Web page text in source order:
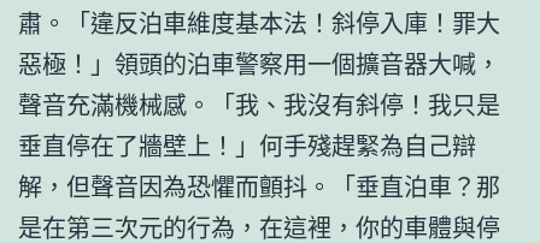
肅。「違反泊車維度基本法！斜停入庫！罪大
惡極！」領頭的泊車警察用一個擴音器大喊，
聲音充滿機械感。「我、我沒有斜停！我只是
垂直停在了牆壁上！」何手殘趕緊為自己辯
解，但聲音因為恐懼而顫抖。「垂直泊車？那
是在第三次元的行為，在這裡，你的車體與停